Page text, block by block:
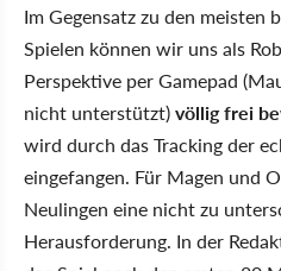
Im Gegensatz zu den meisten
Spielen können wir uns als
Perspektive per Gamepad
nicht unterstützt)völlig frei
wird durch das Tracking der
eingefangen. Für Magen und
Neulingen eine nicht zu
Herausforderung. In der